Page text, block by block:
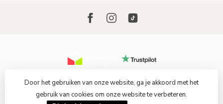
© Copyright 2026 MUVOGA- Powered byLightspeed-Lightspeed design
Door het gebruiken van onze website, ga je akkoord met het
gebruik van cookies om onze website te verbeteren.